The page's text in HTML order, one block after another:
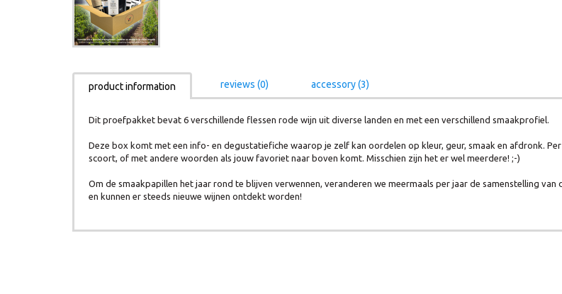
product information reviews (0) accessory (3)
Dit proefpakket bevat 6 verschillende flessen rode wijn uit diverse landen en met een verschillend smaakprofiel.
Deze box komt met een info- en degustatiefiche waarop je zelf kan oordelen op kleur, geur, smaak en afdronk.
scoort, of met andere woorden als jouw favoriet naar boven komt. Misschien zijn het er wel meerdere! ;-)
Om de smaakpapillen het jaar rond te blijven verwennen, veranderen we meermaals per jaar de samenstelling
en kunnen er steeds nieuwe wijnen ontdekt worden!